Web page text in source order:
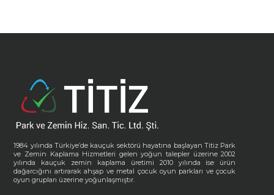
1984 yılında Türkiye’de kauçuk sektörü hayatına başlayan Titiz Park
ve Zemin Kaplama Hizmetleri gelen yoğun talepler üzerine 2002
yılında kauçuk zemin kaplama üretimi 2010 yılında ise ürün
dağarcığını artırarak ahşap ve metal çocuk oyun parkları ve çocuk
oyun grupları üzerine yoğunlaşmıştır.